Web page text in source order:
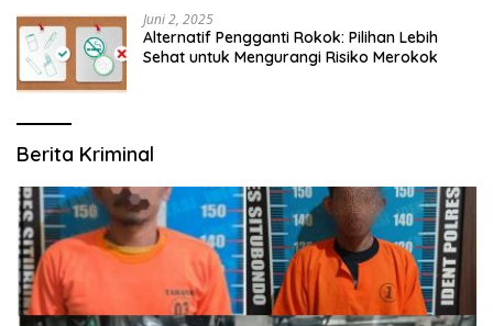
Juni 2, 2025
Alternatif Pengganti Rokok: Pilihan Lebih
Sehat untuk Mengurangi Risiko Merokok
Berita Kriminal